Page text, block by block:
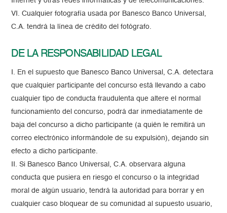
VI. Cualquier fotografía usada por Banesco Banco Universal,
C.A. tendrá la línea de crédito del fotógrafo.
DE LA RESPONSABILIDAD LEGAL
I. En el supuesto que Banesco Banco Universal, C.A. detectara
que cualquier participante del concurso está llevando a cabo
cualquier tipo de conducta fraudulenta que altere el normal
funcionamiento del concurso, podrá dar inmediatamente de
baja del concurso a dicho participante (a quién le remitirá un
correo electrónico informándole de su expulsión), dejando sin
efecto a dicho participante.
II. Si Banesco Banco Universal, C.A. observara alguna
conducta que pusiera en riesgo el concurso o la integridad
moral de algún usuario, tendrá la autoridad para borrar y en
cualquier caso bloquear de su comunidad al supuesto usuario,